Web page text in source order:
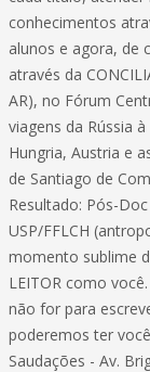
conhecimentos
alunos e agora, de
através da
AR), no Fórum
viagens da Rússia
Hungria, Austria e
de Santiago de
Resultado: Pós-
USP/FFLCH
momento sublime
LEITOR como
não for para
poderemos ter
Saudações - Av.